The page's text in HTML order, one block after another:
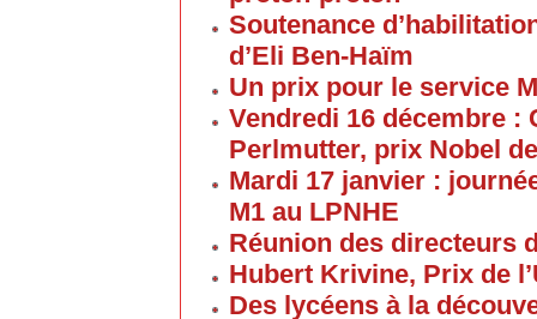
Soutenance
d’Eli Ben-Haïm
Un prix pour le service
Vendredi 16 décembre :
Perlmutter, prix Nobel
Mardi 17 janvier :
M1 au LPNHE
Réunion des directeurs
Hubert Krivine, Prix de
Des lycéens à la